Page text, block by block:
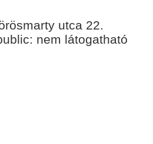
utca 22.
nem látogatható